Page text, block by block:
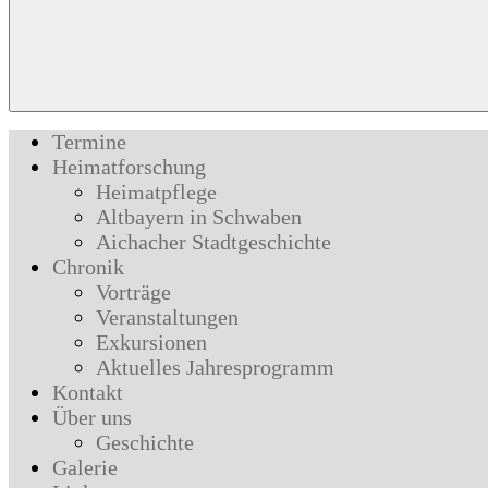
Termine
Heimatforschung
Heimatpflege
Altbayern in Schwaben
Aichacher Stadtgeschichte
Chronik
Vorträge
Veranstaltungen
Exkursionen
Aktuelles Jahresprogramm
Kontakt
Über uns
Geschichte
Galerie